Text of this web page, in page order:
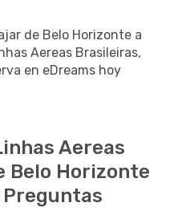
de Belo Horizonte a
Aereas Brasileiras,
en eDreams hoy
Aereas
Belo Horizonte
Preguntas